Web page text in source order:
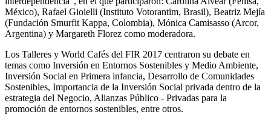
México), Rafael Gioielli (Instituto Votorantim, Brasil), Beatriz Mejía
(Fundación Smurfit Kappa, Colombia), Mónica Camisasso (Arcor,
Argentina) y Margareth Florez como moderadora.
Los Talleres y World Cafés del FIR 2017 centraron su debate en
temas como Inversión en Entornos Sostenibles y Medio Ambiente,
Inversión Social en Primera infancia, Desarrollo de Comunidades
Sostenibles, Importancia de la Inversión Social privada dentro de la
estrategia del Negocio, Alianzas Público - Privadas para la
promoción de entornos sostenibles, entre otros.